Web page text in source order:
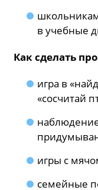
в учебные
Как сделать
игра в
«сосчитай
игры с
семейные